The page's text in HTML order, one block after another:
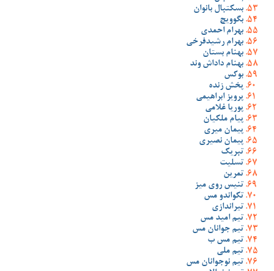
بسکتبال بانوان
بگوویچ
بهرام احمدی
بهرام رشیدفرخی
بهنام بستان
بهنام داداش وند
بوکس
پخش زنده
پرویز ابراهیمی
پوریا غلامی
پیام ملکیان
پیمان میری
پیمان نصیری
تبریک
تسلیت
تمرین
تنیس روی میز
تکواندو مس
تیراندازی
تیم امید مس
تیم جوانان مس
تیم مس ب
تیم ملی
تیم نوجوانان مس